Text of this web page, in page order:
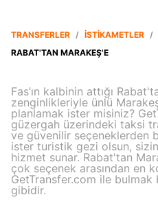
TRANSFERLER / İSTIKAMETLER /
RABAT'TAN MARAKEŞ'E
Fas’ın kalbinin attığı
zenginlikleriyle ünlü
planlamak ister misiniz?
güzergah üzerindeki taksi
ve güvenilir seçeneklerden
ister turistik gezi olsun,
hizmet sunar. Rabat'tan
çok seçenek arasından en
GetTransfer.com ile
gibidir.